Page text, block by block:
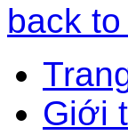
back
Giới